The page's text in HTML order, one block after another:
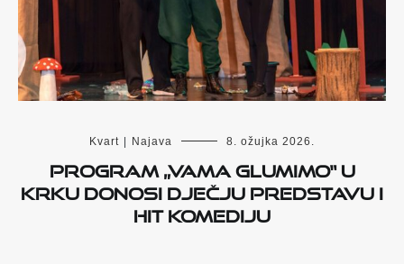
Kvart | Najava 8. ožujka 2026.
Program „Vama glumimo“ u
Krku donosi dječju predstavu i
hit komediju